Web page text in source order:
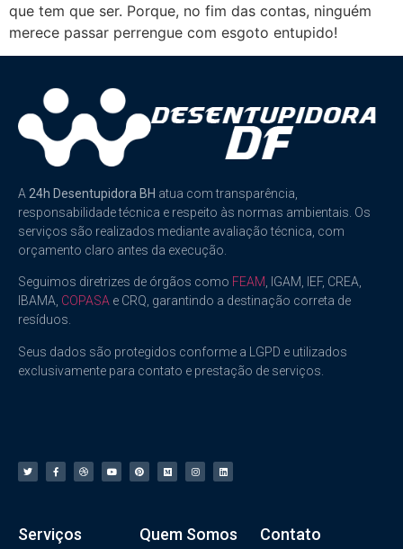
que tem que ser. Porque, no fim das contas, ninguém
merece passar perrengue com esgoto entupido!
A 24h Desentupidora BH atua com transparência,
responsabilidade técnica e respeito às normas ambientais. Os
serviços são realizados mediante avaliação técnica, com
orçamento claro antes da execução.
Seguimos diretrizes de órgãos como FEAM, IGAM, IEF, CREA,
IBAMA, COPASA e CRQ, garantindo a destinação correta de
resíduos.
Seus dados são protegidos conforme a LGPD e utilizados
exclusivamente para contato e prestação de serviços.
Serviços Quem Somos Contato